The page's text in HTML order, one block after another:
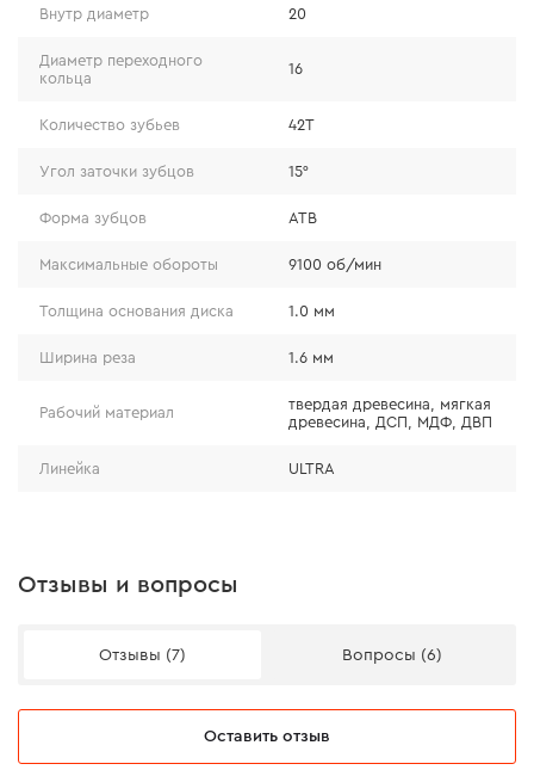
Внутр диаметр 20
Диаметр переходного
кольца
16
Количество зубьев 42T
Угол заточки зубцов 15°
Форма зубцов ATB
Максимальные обороты 9100 об/мин
Толщина основания диска 1.0 мм
Ширина реза 1.6 мм
Рабочий материал
твердая древесина, мягкая
древесина, ДСП, МДФ, ДВП
Линейка ULTRA
Отзывы и вопросы
Отзывы (7) Вопросы (6)
Оставить отзыв